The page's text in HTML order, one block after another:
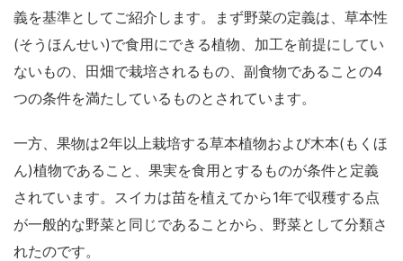
義を基準としてご紹介します。まず野菜の定義は、草本性
(そうほんせい)で食用にできる植物、加工を前提にしてい
ないもの、田畑で栽培されるもの、副食物であることの4
つの条件を満たしているものとされています。
一方、果物は2年以上栽培する草本植物および木本(もくほ
ん)植物であること、果実を食用とするものが条件と定義
されています。スイカは苗を植えてから1年で収穫する点
が一般的な野菜と同じであることから、野菜として分類さ
れたのです。